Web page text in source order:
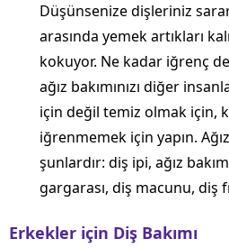
Düşünsenize dişleriniz
arasında yemek artıkları
kokuyor. Ne kadar iğrenç
ağız bakımınızı diğer
için değil temiz olmak için,
iğrenmemek için yapın.
şunlardır: diş ipi, ağız
gargarası, diş macunu, diş
Erkekler için Diş Bakımı